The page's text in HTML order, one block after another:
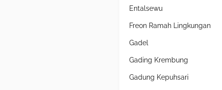
Entalsewu
Freon Ramah Lingkungan
Gadel
Gading Krembung
Gadung Kepuhsari